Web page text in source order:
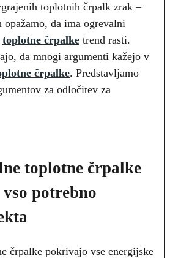
toplotnih črpalk zrak –
da ima ogrevalni
toplotne črpalke trend rasti.
da mnogi argumenti kažejo v
črpalke. Predstavljamo
za odločitev za
toplotne črpalke
potrebno
črpalke pokrivajo vse energijske